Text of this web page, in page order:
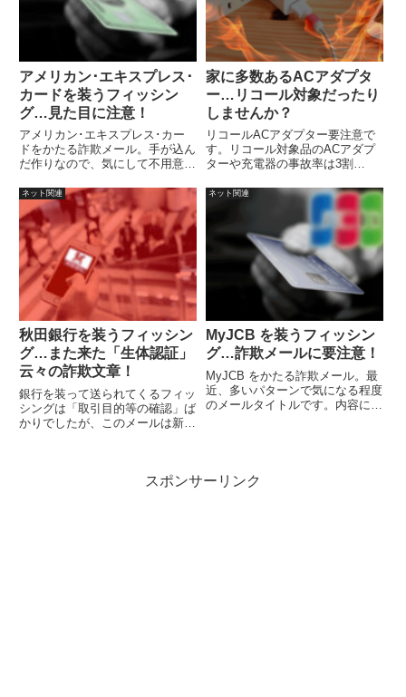
アメリカン･エキスプレス･
カードを装うフィッシン
グ…見た目に注意！
アメリカン･エキスプレス･カー
ドをかたる詐欺メール。手が込ん
だ作りなので、気にして不用意に
ましょう。
家に多数あるACアダプタ
ー…リコール対象だったり
しませんか？
リコールACアダプター要注意で
す。リコール対象品のACアダプ
ターや充電器の事故率は3割
サイトに登録されたACアダプタ
ー（スマートフォンやタブレット
用）について、注意喚起されてい
ますので、この機会に一度確認し
てみてはいかがでしょう。
ネット関連
秋田銀行を装うフィッシン
グ…また来た「生体認証」
云々の詐欺文章！
銀行を装って送られてくるフィッ
シングは「取引目的等の確認」ば
かりでしたが、このメールは新し
ネット関連
MyJCB を装うフィッシン
グ…詐欺メールに要注意！
MyJCB をかたる詐欺メール。最
近、多いパターンで気になる程度
のメールタイトルです。内容につ
スポンサーリンク